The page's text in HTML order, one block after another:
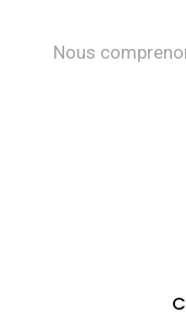
Nous